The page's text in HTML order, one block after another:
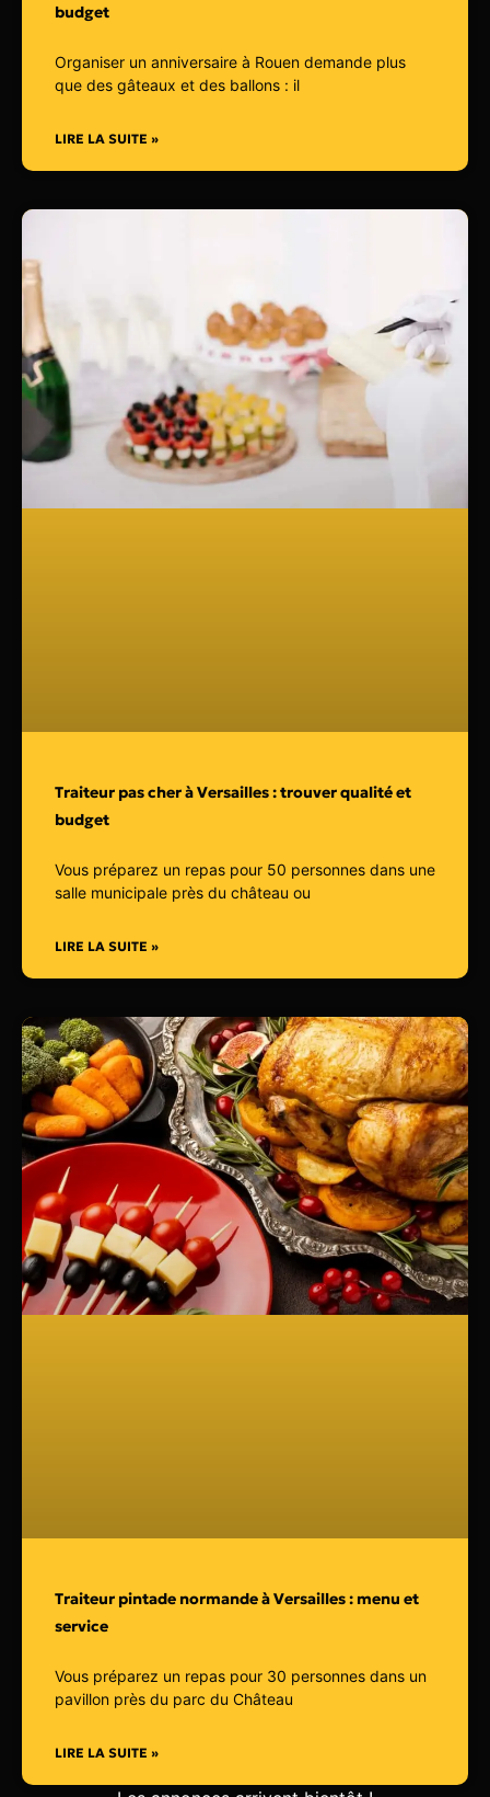
budget
Organiser un anniversaire à Rouen demande plus
que des gâteaux et des ballons : il
LIRE LA SUITE »
Traiteur pas cher à Versailles : trouver qualité et
budget
Vous préparez un repas pour 50 personnes dans une
salle municipale près du château ou
LIRE LA SUITE »
Traiteur pintade normande à Versailles : menu et
service
Vous préparez un repas pour 30 personnes dans un
pavillon près du parc du Château
LIRE LA SUITE »